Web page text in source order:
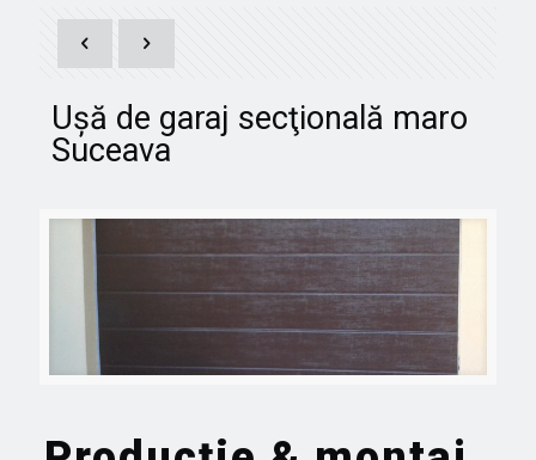
Uşă de garaj secţională maro
Suceava